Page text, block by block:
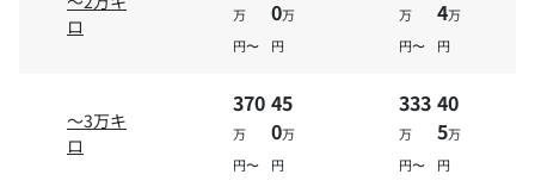
ロ
万
円〜
0万
円
万
円〜
4万
円
～3万キ
ロ
370
万
円〜
45
0万
円
333
万
円〜
40
5万
円